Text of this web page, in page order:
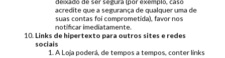
acredite que a segurança de qualquer uma de
suas contas foi comprometida), favor nos
notificar imediatamente.
Links de hipertexto para outros sites e redes
sociais
A Loja poderá, de tempos a tempos, conter links